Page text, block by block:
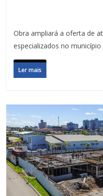
Obra ampliará a oferta de
especializados no município
Ler mais